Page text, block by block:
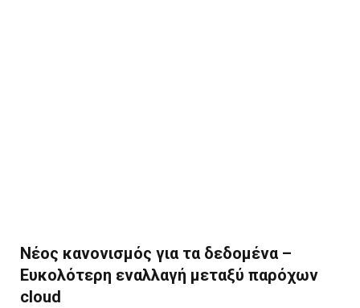
Νέος κανονισμός για τα δεδομένα –
Ευκολότερη εναλλαγή μεταξύ παρόχων
cloud